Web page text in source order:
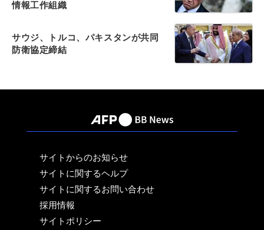
情報工作組織
サウジ、トルコ、パキスタンが共同
防衛協定締結
サイトからのお知らせ
サイトに関するヘルプ
サイトに関するお問い合わせ
採用情報
サイトポリシー